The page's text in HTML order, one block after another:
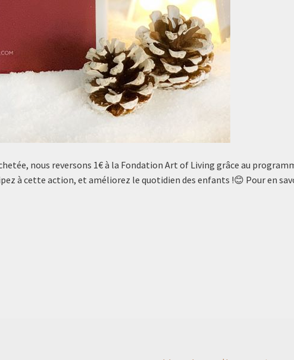
nous reversons 1€ à la Fondation Art of Living grâce au
à cette action, et améliorez le quotidien des enfants !😊 Pour en